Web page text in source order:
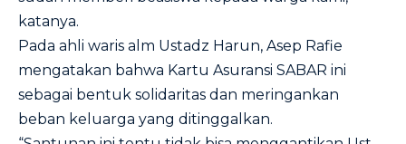
katanya.
Pada ahli waris alm Ustadz Harun, Asep Rafie
mengatakan bahwa Kartu Asuransi SABAR ini
sebagai bentuk solidaritas dan meringankan
beban keluarga yang ditinggalkan.